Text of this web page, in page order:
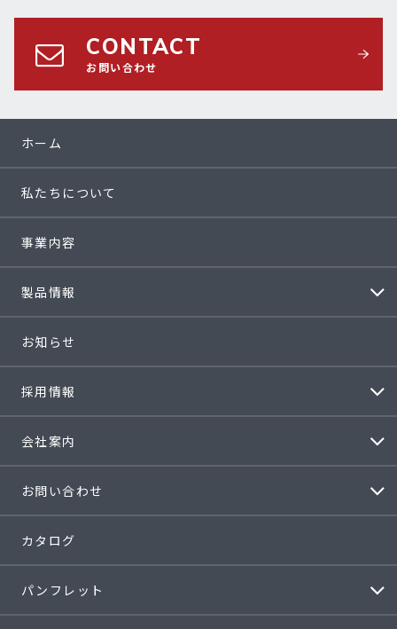
CONTACT
お問い合わせ
ホーム
私たちについて
事業内容
製品情報
お知らせ
採用情報
会社案内
お問い合わせ
カタログ
パンフレット